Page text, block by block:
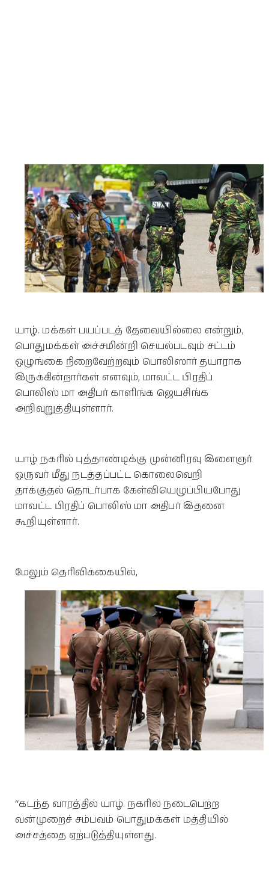
யாழ். மக்கள் பயப்படத் தேவையில்லை என்றும்,
பொதுமக்கள் அச்சமின்றி செயல்படவும் சட்டம்
ஒழுங்கை நிறைவேற்றவும் பொலிஸார் தயாராக
இருக்கின்றார்கள் எனவும், மாவட்ட பிரதிப்
பொலிஸ் மா அதிபர் காளிங்க ஜெயசிங்க
அறிவுறுத்தியுள்ளார்.
யாழ் நகரில் புத்தாண்டிக்கு முன்னிரவு இளைஞர்
ஒருவர் மீது நடத்தப்பட்ட கொலைவெறி
தாக்குதல் தொடர்பாக கேள்வியெழுப்பியபோது
மாவட்ட பிரதிப் பொலிஸ் மா அதிபர் இதனை
கூறியுள்ளார்.
மேலும் தெரிவிக்கையில்,
“கடந்த வாரத்தில் யாழ். நகரில் நடைபெற்ற
வன்முறைச் சம்பவம் பொதுமக்கள் மத்தியில்
அச்சத்தை ஏற்படுத்தியுள்ளது.